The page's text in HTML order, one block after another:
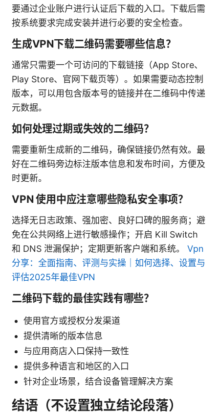
要通过企业账户进行认证后下载的入口。下载后需
按系统要求完成安装并进行必要的安全检查。
生成VPN下载二维码需要哪些信息？
通常只需要一个可访问的下载链接（App Store、
Play Store、官网下载页等）。如果需要动态控制
版本，可以用包含版本号的链接并在二维码中传递
元数据。
如何处理过期或失效的二维码？
需要重新生成新的二维码，确保链接仍然有效。最
好在二维码旁边标注版本信息和发布时间，方便及
时更新。
VPN 使用中应注意哪些隐私安全事项？
选择无日志政策、强加密、良好口碑的服务商；避
免在公共网络上进行敏感操作；开启 Kill Switch
和 DNS 泄漏保护；定期更新客户端和系统。 Vpn
分享：全面指南、评测与实操｜如何选择、设置与
评估2025年最佳VPN
二维码下载的最佳实践有哪些？
使用官方或授权分发渠道
提供清晰的版本信息
与应用商店入口保持一致性
提供多种语言和地区的入口
针对企业场景，结合设备管理解决方案
结语（不设置独立结论段落）